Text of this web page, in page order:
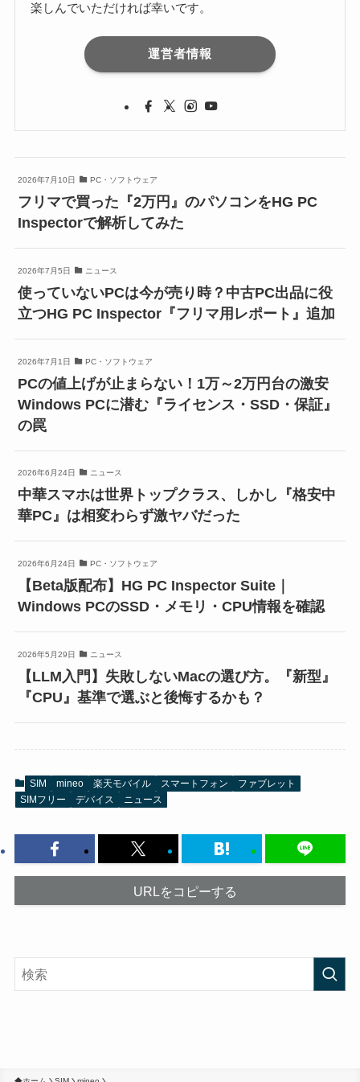
楽しんでいただければ幸いです。
運営者情報
2026年7月10日 PC・ソフトウェア
フリマで買った『2万円』のパソコンをHG PC
Inspectorで解析してみた
2026年7月5日 ニュース
使っていないPCは今が売り時？中古PC出品に役
立つHG PC Inspector『フリマ用レポート』追加
2026年7月1日 PC・ソフトウェア
PCの値上げが止まらない！1万～2万円台の激安
Windows PCに潜む『ライセンス・SSD・保証』
の罠
2026年6月24日 ニュース
中華スマホは世界トップクラス、しかし『格安中
華PC』は相変わらず激ヤバだった
2026年6月24日 PC・ソフトウェア
【Beta版配布】HG PC Inspector Suite｜
Windows PCのSSD・メモリ・CPU情報を確認
2026年5月29日 ニュース
【LLM入門】失敗しないMacの選び方。『新型』
『CPU』基準で選ぶと後悔するかも？
SIM mineo 楽天モバイル スマートフォン
ファブレット
SIMフリー
デバイス ニュース
URLをコピーする